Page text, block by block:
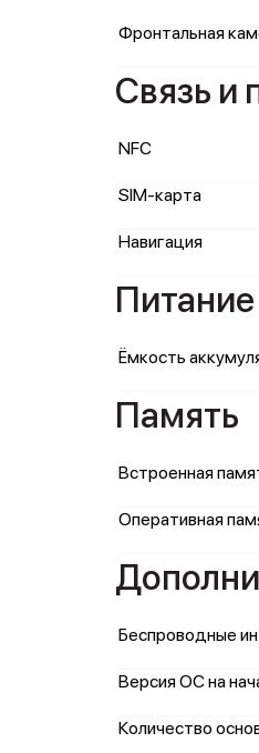
Фронтальная
Связь и
NFC
SIM-карта
Навигация
Питание
Ёмкость
Память
Встроенная
Оперативная
Беспроводные
Версия ОС на
Количество